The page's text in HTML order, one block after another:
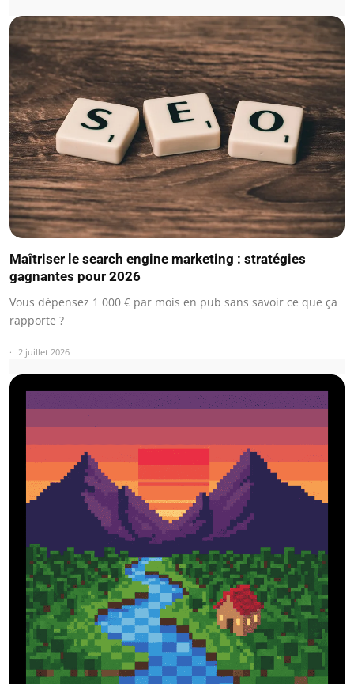
Maîtriser le search engine marketing : stratégies
gagnantes pour 2026
Vous dépensez 1 000 € par mois en pub sans savoir ce que ça
rapporte ?
2 juillet 2026